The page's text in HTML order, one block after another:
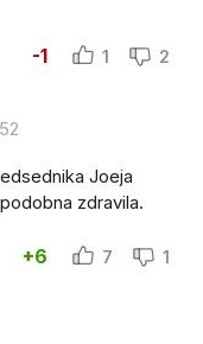
-1 1 2
Joeja
zdravila.
+6 7 1